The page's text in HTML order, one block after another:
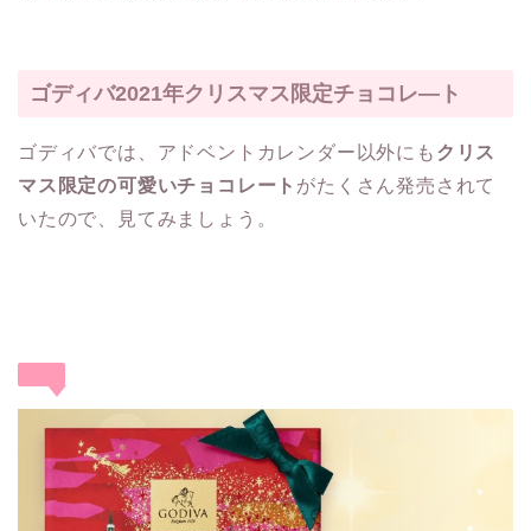
ゴディバ2021年クリスマス限定チョコレ―ト
ゴディバでは、アドベントカレンダー以外にも クリス
マス限定の可愛いチョコレート がたくさん発売されて
いたので、見てみましょう。